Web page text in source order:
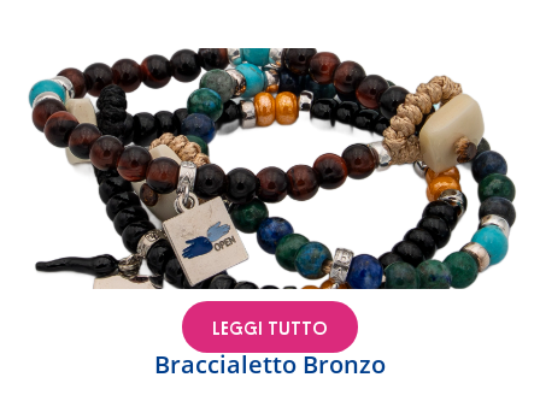
Braccialetto Bronzo
LEGGI TUTTO